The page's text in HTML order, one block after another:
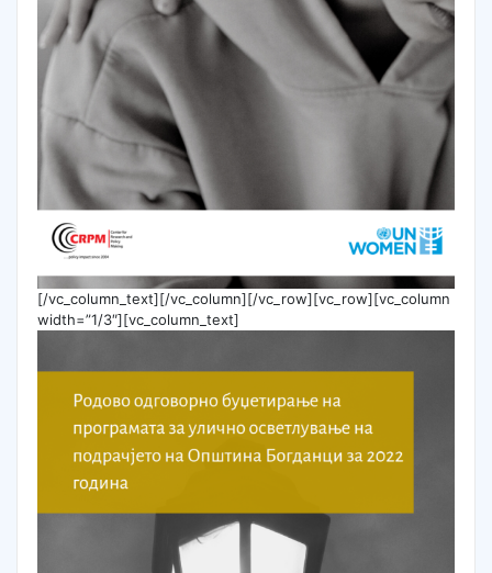
[/vc_column_text][/vc_column][/vc_row][vc_row][vc_column
width=”1/3″][vc_column_text]